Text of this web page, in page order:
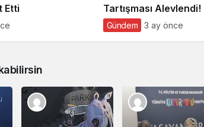
Etti
Tartışması Alevlendi!
Gündem 3 ay önce